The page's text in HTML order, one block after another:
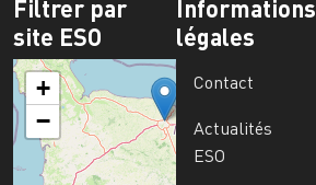
Filtrer par
site ESO
+
−
Informations
légales
Contact
Actualités
ESO